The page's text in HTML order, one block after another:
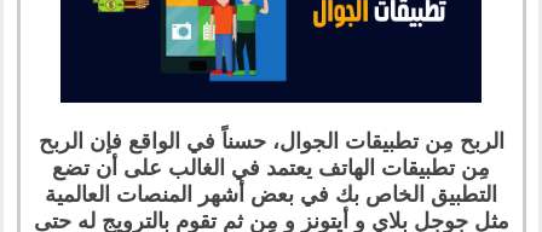
الربح مِن تطبيقات الجوال، حسناً في الواقع فإن الربح
مِن تطبيقات الهاتف يعتمد في الغالب على أن تضع
التطبيق الخاص بك في بعض أشهر المنصات العالمية
مثل جوجل بلاي و أيتونز و مِن ثم تقوم بالترويج له حتى